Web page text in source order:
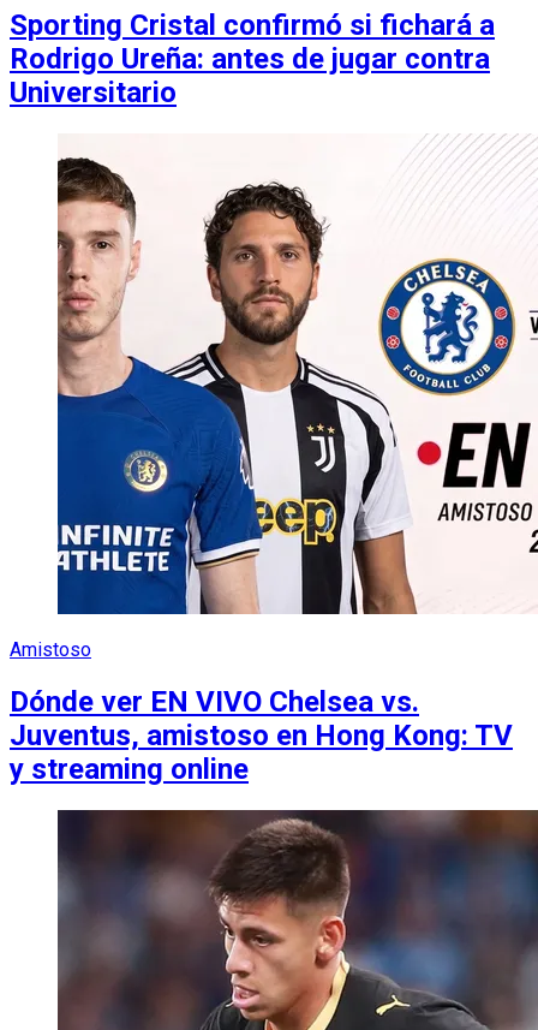
Sporting Cristal confirmó si fichará a
Rodrigo Ureña: antes de jugar contra
Universitario
Amistoso
Dónde ver EN VIVO Chelsea vs.
Juventus, amistoso en Hong Kong: TV
y streaming online